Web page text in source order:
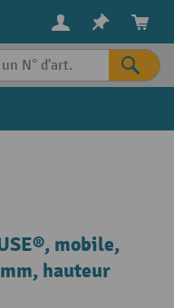
mobile,
hauteur